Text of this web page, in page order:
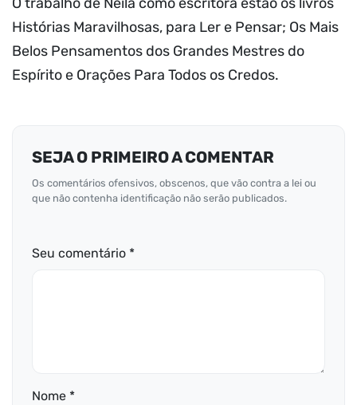
O trabalho de Neila como escritora estão os livros
Histórias Maravilhosas, para Ler e Pensar; Os Mais
Belos Pensamentos dos Grandes Mestres do
Espírito e Orações Para Todos os Credos.
SEJA O PRIMEIRO A COMENTAR
Os comentários ofensivos, obscenos, que vão contra a lei ou
que não contenha identificação não serão publicados.
Seu comentário *
Nome *